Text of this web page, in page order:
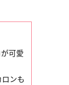
可愛
ンも